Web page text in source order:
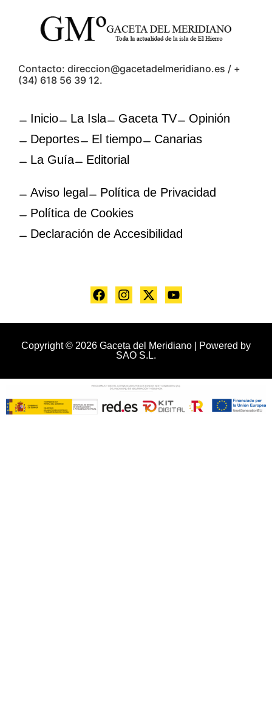
Contacto: direccion@gacetadelmeridiano.es / +
(34) 618 56 39 12.
Inicio La Isla Gaceta TV
Opinión
Deportes
El tiempo
Canarias
La Guía
Editorial
Aviso legal
Política de Privacidad
Política de Cookies
Declaración de Accesibilidad
Copyright © 2026 Gaceta del Meridiano | Powered by
SAO S.L.